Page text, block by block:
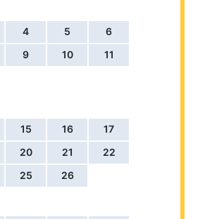
4 5
6
9 10
11
15 16
17
20 21
22
25 26